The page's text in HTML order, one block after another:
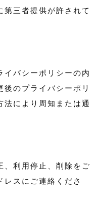
第三者提供が許されて
イバシーポリシーの内
のプライバシーポリ
法により周知または通
、利用停止、削除をご
スにご連絡くださ